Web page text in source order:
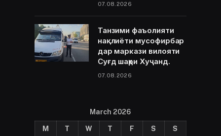
07.08.2026
Танзими фаъолияти
нақлиёти мусофирбар
дар маркази вилояти
Суғд шаҳри Хуҷанд.
07.08.2026
March 2026
M T W T F S
S